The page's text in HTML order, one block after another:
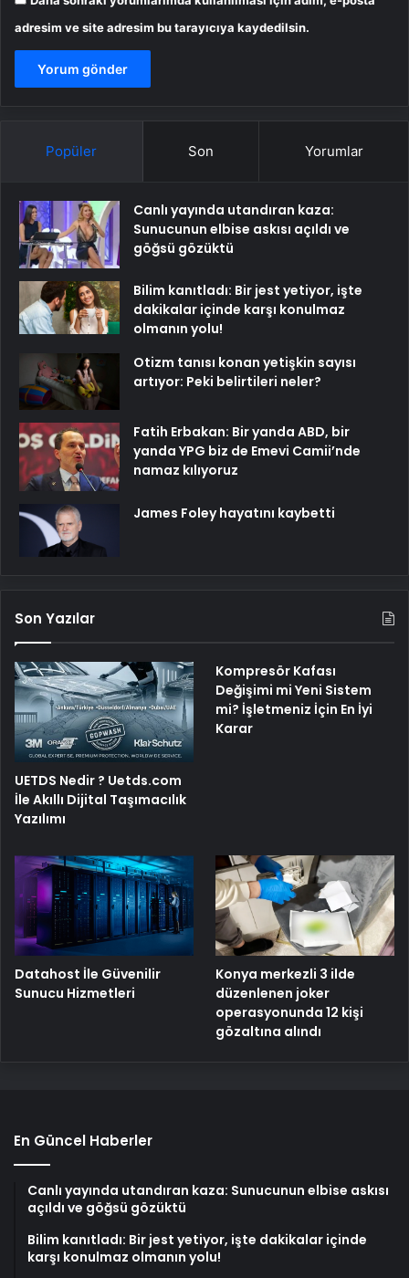
adresim ve site adresim bu tarayıcıya kaydedilsin.
Popüler Son Yorumlar
Canlı yayında utandıran kaza:
Sunucunun elbise askısı açıldı ve
göğsü gözüktü
Bilim kanıtladı: Bir jest yetiyor, işte
dakikalar içinde karşı konulmaz
olmanın yolu!
Otizm tanısı konan yetişkin sayısı
artıyor: Peki belirtileri neler?
Fatih Erbakan: Bir yanda ABD, bir
yanda YPG biz de Emevi Camii’nde
namaz kılıyoruz
James Foley hayatını kaybetti
Son Yazılar
UETDS Nedir ? Uetds.com
İle Akıllı Dijital Taşımacılık
Yazılımı
Kompresör Kafası
Değişimi mi Yeni Sistem
mi? İşletmeniz İçin En İyi
Karar
Datahost İle Güvenilir
Sunucu Hizmetleri
Konya merkezli 3 ilde
düzenlenen joker
operasyonunda 12 kişi
gözaltına alındı
En Güncel Haberler
Canlı yayında utandıran kaza: Sunucunun elbise askısı
açıldı ve göğsü gözüktü
Bilim kanıtladı: Bir jest yetiyor, işte dakikalar içinde
karşı konulmaz olmanın yolu!